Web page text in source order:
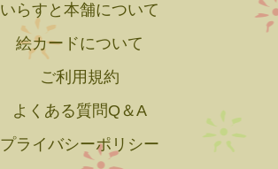
いらすと本舗について
絵カードについて
ご利用規約
よくある質問Q＆A
プライバシーポリシー